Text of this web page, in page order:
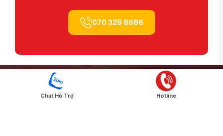
070 329 8686
Chat Hỗ Trợ Hotline